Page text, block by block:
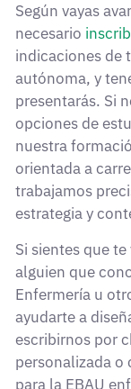
Según vayas
necesario
indicaciones de
autónoma, y
presentarás. Si
opciones de
nuestra
orientada a
trabajamos
estrategia y
Si sientes que
alguien que
Enfermería u
ayudarte a
escribirnos por
personalizada
para la EBAU